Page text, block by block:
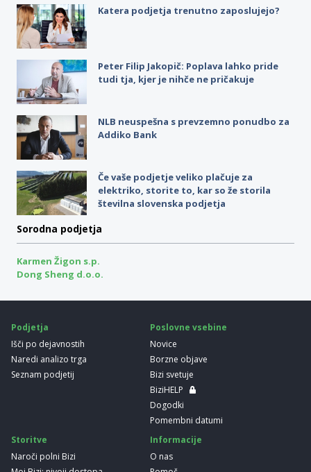
Katera podjetja trenutno zaposlujejo?
Peter Filip Jakopič: Poplava lahko pride
tudi tja, kjer je nihče ne pričakuje
NLB neuspešna s prevzemno ponudbo za
Addiko Bank
Če vaše podjetje veliko plačuje za
elektriko, storite to, kar so že storila
številna slovenska podjetja
Sorodna podjetja
Karmen Žigon s.p.
Dong Sheng d.o.o.
Podjetja
Išči po dejavnostih
Naredi analizo trga
Seznam podjetij
Poslovne vsebine
Novice
Borzne objave
Bizi svetuje
BiziHELP
Dogodki
Pomembni datumi
Storitve
Naroči polni Bizi
Informacije
O nas